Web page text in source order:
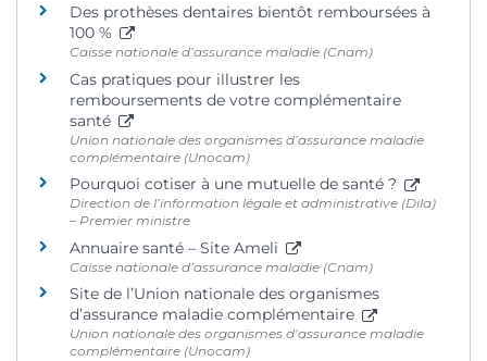
Des prothèses dentaires bientôt remboursées à
100 %
Caisse nationale d’assurance maladie (Cnam)
Cas pratiques pour illustrer les
remboursements de votre complémentaire
santé
Union nationale des organismes d’assurance maladie
complémentaire (Unocam)
Pourquoi cotiser à une mutuelle de santé ?
Direction de l’information légale et administrative (Dila)
– Premier ministre
Annuaire santé – Site Ameli
Caisse nationale d’assurance maladie (Cnam)
Site de l’Union nationale des organismes
d’assurance maladie complémentaire
Union nationale des organismes d’assurance maladie
complémentaire (Unocam)